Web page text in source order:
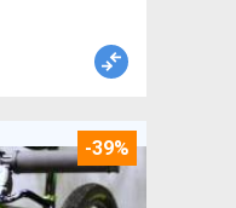
-39%